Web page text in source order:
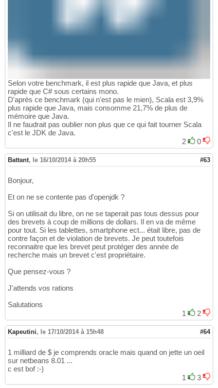
Selon votre benchmark, il est plus rapide que Java, et plus
rapide que C# sous certains mono.
D'après ce benchmark (qui n'est pas le mien), Scala est 3,9%
plus rapide que Java, mais consomme 21,7% de plus de
mémoire que Java.
Il ne faudrait pas oublier non plus que ce qui fait tourner Scala
c'est le JDK de Java.
2
0
Battant, le 16/10/2014 à 20h55 #63
Bonjour,
Et on ne se contente pas d'openjdk ?
Si on utilisait du libre, on ne se taperait pas tous dessus pour
des brevets à coup de millions de dollars. Il en va de même
pour tout. Si les tablettes, smartphone ect... était libre, pas de
contre façon et de violation de brevets. Je peut toutefois
reconnaitre que les brevet peut protéger des année de
recherche mais un brevet c'est propriétaire.
Que pensez-vous ?
J'attends vos rations
Salutations
1
2
Kapeutini, le 17/10/2014 à 15h48 #64
1 milliard de $ je comprends oracle mais quand on jette un oeil
sur netbeans 8.01 ...
c est bof :-)
1
3